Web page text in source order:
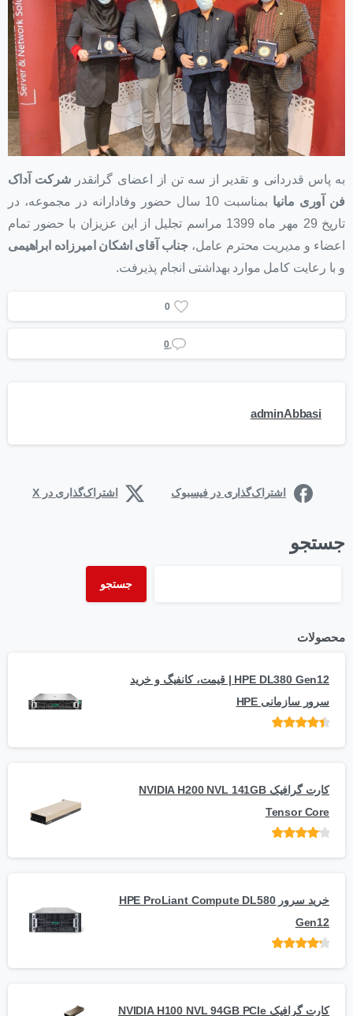
به پاس قدردانی و تقدیر از سه تن از اعضای گرانقدرشرکت آداک
فن آوری مانیا
بمناسبت 10 سال حضور وفادارانه در مجموعه، در
تاریخ 29 مهر ماه 1399 مراسم تجلیل از این عزیزان با حضور تمام
اعضاء و مدیریت محترم عامل،جناب آقای اشکان امیرزاده ابراهیمی
و با رعایت کامل موارد بهداشتی انجام پذیرفت.
0
0
adminAbbasi
اشتراک‌گذاری در فیسبوک اشتراک‌گذاری در X
جستجو
جستجو
محصولات
HPE DL380 Gen12 | قیمت، کانفیگ و خرید
سرور سازمانی HPE
کارت گرافیک NVIDIA H200 NVL 141GB
Tensor Core
5
خرید سرور HPE ProLiant Compute DL580
Gen12
کارت گرافیک NVIDIA H100 NVL 94GB PCIe